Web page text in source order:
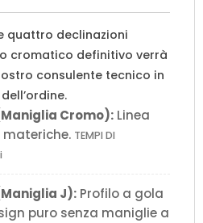
quattro declinazioni
cromatico definitivo verrà
consulente tecnico in
Cromo): Linea
materiche. TEMPI DI
J): Profilo a gola
puro senza maniglie a